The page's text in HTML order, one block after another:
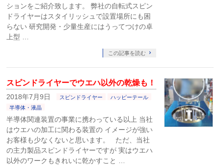
ションをご紹介致します。 弊社の自転式スピン
ドライヤーはスタイリッシュで設置場所にも困
らない 研究開発・少量生産にはうってつけの卓
上型 …
この記事を読む
スピンドライヤーでウエハ以外の乾燥も！
2018年7月9日 スピンドライヤー
ハッピーテール
半導体・液晶
半導体関連装置の事業に携わっている以上 当社
はウエハの加工に関わる装置の イメージが強い
お客様も少なくないと思います。 ただ、当社
の主力製品スピンドライヤーですが 実はウエハ
以外のワークもきれいに乾かすこと …